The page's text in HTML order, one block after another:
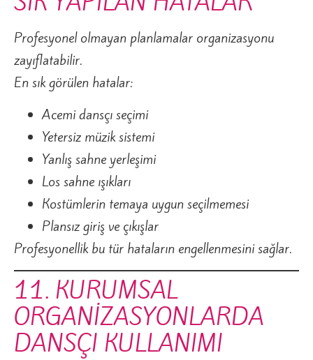
Profesyonel olmayan planlamalar organizasyonu
zayıflatabilir.
En sık görülen hatalar:
Acemi dansçı seçimi
Yetersiz müzik sistemi
Yanlış sahne yerleşimi
Los sahne ışıkları
Kostümlerin temaya uygun seçilmemesi
Plansız giriş ve çıkışlar
Profesyonellik bu tür hataların engellenmesini sağlar.
11. KURUMSAL
ORGANİZASYONLARDA
DANSÇI KULLANIMI